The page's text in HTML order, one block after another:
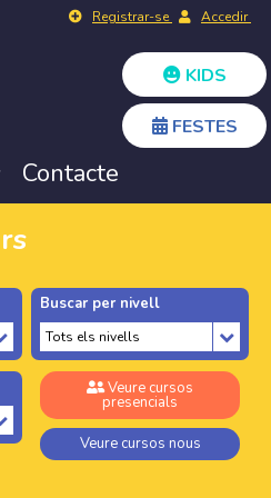
Registrar-se Accedir
KIDS
FESTES
Contacte
Buscar per nivell
Veure cursos
presencials
Veure cursos nous